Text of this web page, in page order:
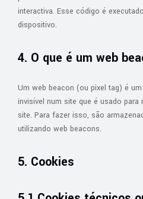
interactiva. Esse código é
dispositivo.
4. O que é um web
Um web beacon (ou pixel tag) é
invisível num site que é usado
site. Para fazer isso, são
utilizando web beacons.
5. Cookies